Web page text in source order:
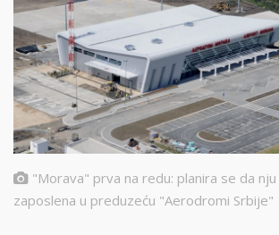
"Morava" prva na redu: planira se da
zaposlena u preduzeću "Aerodromi Srbije"